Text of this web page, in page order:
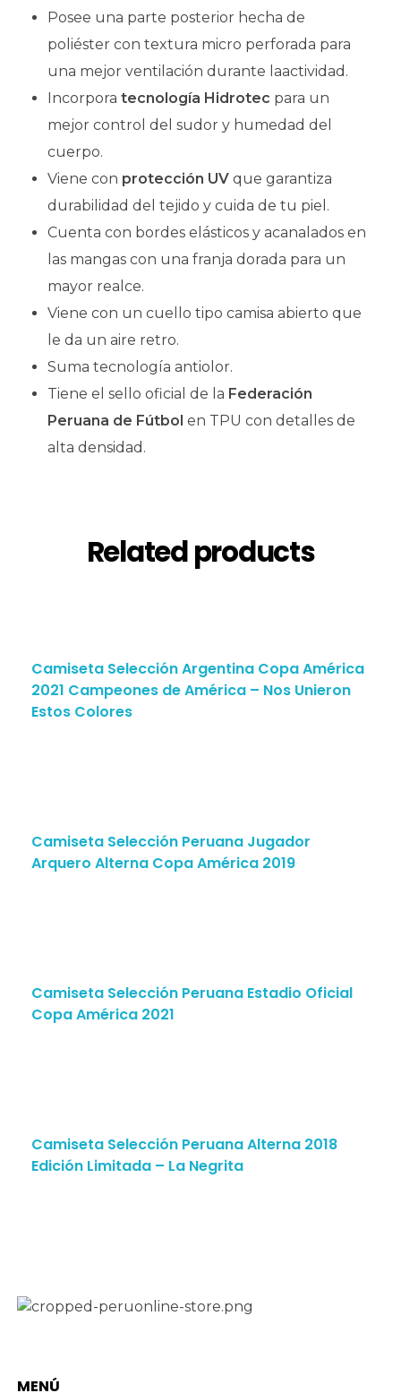
Posee una parte posterior hecha de
poliéster con textura micro perforada para
una mejor ventilación durante laactividad.
Incorpora tecnología Hidrotec para un
mejor control del sudor y humedad del
cuerpo.
Viene con protección UVque garantiza
durabilidad del tejido y cuida de tu piel.
Cuenta con bordes elásticos y acanalados en
las mangas con una franja dorada para un
mayor realce.
Viene con un cuello tipo camisa abierto que
le da un aire retro.
Suma tecnología antiolor.
Tiene el sello oficial de la Federación
Peruana de Fútbol en TPU con detalles de
alta densidad.
Related products
Camiseta Selección Argentina Copa América
2021 Campeones de América – Nos Unieron
Estos Colores
Camiseta Selección Peruana Jugador
Arquero Alterna Copa América 2019
Camiseta Selección Peruana Estadio Oficial
Copa América 2021
Camiseta Selección Peruana Alterna 2018
Edición Limitada – La Negrita
MENÚ